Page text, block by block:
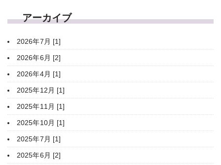
アーカイブ
2026年7月 [1]
2026年6月 [2]
2026年4月 [1]
2025年12月 [1]
2025年11月 [1]
2025年10月 [1]
2025年7月 [1]
2025年6月 [2]